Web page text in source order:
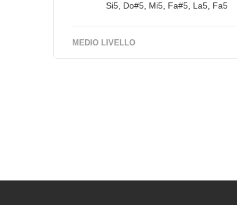
Si5, Do#5, Mi5, Fa#5, La5, Fa5
MEDIO LIVELLO